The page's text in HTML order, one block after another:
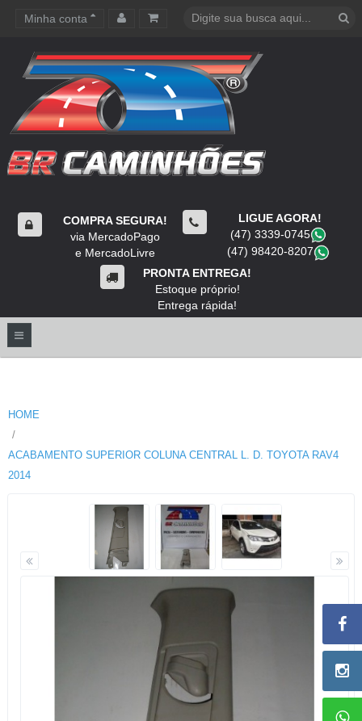
Minha conta
COMPRA SEGURA!
via MercadoPago
e MercadoLivre
LIGUE AGORA!
(47) 3339-0745
(47) 98420-8207
PRONTA ENTREGA!
Estoque próprio!
Entrega rápida!
HOME
ACABAMENTO SUPERIOR COLUNA CENTRAL L. D. TOYOTA RAV4
2014